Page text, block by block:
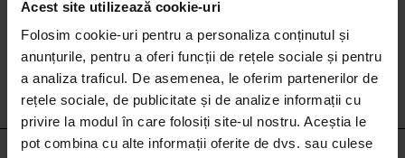
Acest site utilizează cookie-uri
Folosim cookie-uri pentru a personaliza conținutul și
anunțurile, pentru a oferi funcții de rețele sociale și pentru
a analiza traficul. De asemenea, le oferim partenerilor de
rețele sociale, de publicitate și de analize informații cu
privire la modul în care folosiți site-ul nostru. Aceștia le
pot combina cu alte informații oferite de dvs. sau culese
Alte contacte
Departament de marketing